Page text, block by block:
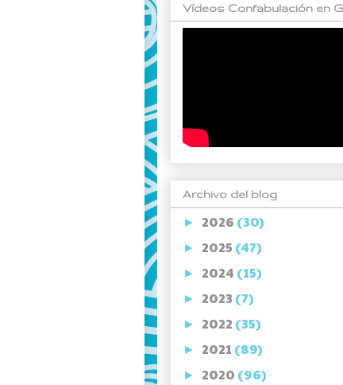
Vídeos Confabulación en
Archivo del blog
► 2026 (30)
► 2025 (47)
► 2024 (15)
► 2023 (7)
► 2022 (35)
► 2021 (89)
► 2020 (96)